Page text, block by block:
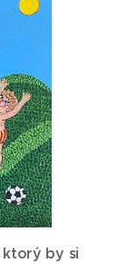
ktorý by si